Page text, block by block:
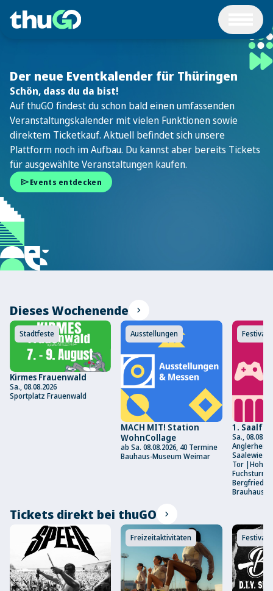
Der neue Eventkalender für Thüringen
Schön, dass du da bist!
Auf thuGO findest du schon bald einen umfassenden
Veranstaltungskalender mit vielen Funktionen sowie
direktem Ticketkauf. Aktuell befindet sich unsere
Plattform noch im Aufbau. Du kannst aber bereits Tickets
für ausgewählte Veranstaltungen kaufen.
sendEvents entdecken
Dieses Wochenende chevron_right
Stadtfeste
Kirmes Frauenwald
Sa., 08.08.2026
Sportplatz Frauenwald
Ausstellungen
MACH MIT! Station
WohnCollage
ab Sa. 08.08.2026, 40 Termine
Bauhaus-Museum Weimar
Festivals
1.
Sa.,
Anglerheim
Tor |Hoher
Fuchsturm
Bergfried
Brauhaus
Tickets direkt bei thuGO chevron_right
Freizeitaktivitäten Festival